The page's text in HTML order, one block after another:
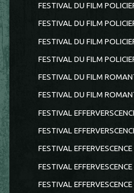
FESTIVAL DU FILM
FESTIVAL DU FILM
FESTIVAL DU FILM
FESTIVAL DU FILM
FESTIVAL DU FILM
FESTIVAL DU FILM
FESTIVAL
FESTIVAL
FESTIVAL
FESTIVAL
FESTIVAL